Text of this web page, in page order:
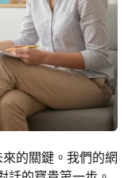
的關鍵。我們的網